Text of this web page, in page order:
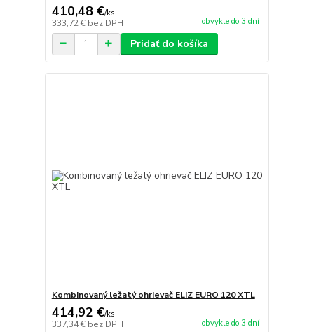
410,48 €/ks
333,72 € bez DPH obvykle do 3 dní
Pridať do košíka
Kombinovaný ležatý ohrievač ELIZ EURO 120 XTL
414,92 €/ks
337,34 € bez DPH obvykle do 3 dní